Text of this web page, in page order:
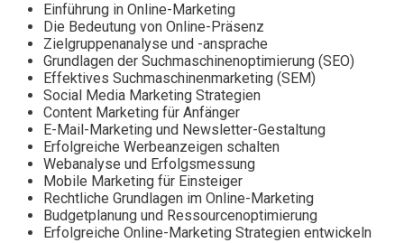
Einführung in Online-Marketing
Die Bedeutung von Online-Präsenz
Zielgruppenanalyse und -ansprache
Grundlagen der Suchmaschinenoptimierung (SEO)
Effektives Suchmaschinenmarketing (SEM)
Social Media Marketing Strategien
Content Marketing für Anfänger
E-Mail-Marketing und Newsletter-Gestaltung
Erfolgreiche Werbeanzeigen schalten
Webanalyse und Erfolgsmessung
Mobile Marketing für Einsteiger
Rechtliche Grundlagen im Online-Marketing
Budgetplanung und Ressourcenoptimierung
Erfolgreiche Online-Marketing Strategien entwickeln